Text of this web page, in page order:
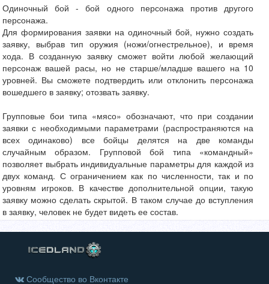
Одиночный бой - бой одного персонажа против другого
персонажа.
Для формирования заявки на одиночный бой, нужно создать
заявку, выбрав тип оружия (ножи/огнестрельное), и время
хода. В созданную заявку сможет войти любой желающий
персонаж вашей расы, но не старше/младше вашего на 10
уровней. Вы сможете подтвердить или отклонить персонажа
вошедшего в заявку; отозвать заявку.
Групповые бои типа «мясо» обозначают, что при создании
заявки с необходимыми параметрами (распространяются на
всех одинаково) все бойцы делятся на две команды
случайным образом. Групповой бой типа «командный»
позволяет выбрать индивидуальные параметры для каждой из
двух команд. С ограничением как по численности, так и по
уровням игроков. В качестве дополнительной опции, такую
заявку можно сделать скрытой. В таком случае до вступления
в заявку, человек не будет видеть ее состав.
Сообщество во Вконтакте